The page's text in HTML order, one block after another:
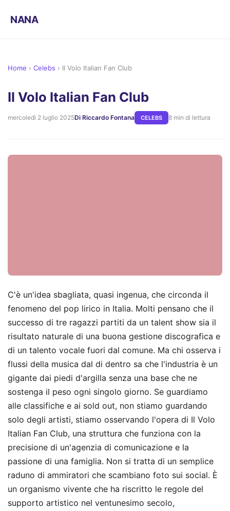
NANA
Home › Celebs › Il Volo Italian Fan Club
Il Volo Italian Fan Club
mercoledì 2 luglio 2025Di Riccardo Fontana CELEBS 8 min di lettura
C'è un'idea sbagliata, quasi ingenua, che circonda il
fenomeno del pop lirico in Italia. Molti pensano che il
successo di tre ragazzi partiti da un talent show sia il
risultato naturale di una buona gestione discografica e
di un talento vocale fuori dal comune. Ma chi osserva i
flussi della musica dal di dentro sa che l'industria è un
gigante dai piedi d'argilla senza una base che ne
sostenga il peso ogni singolo giorno. Se guardiamo
alle classifiche e ai sold out, non stiamo guardando
solo degli artisti, stiamo osservando l'opera di Il Volo
Italian Fan Club, una struttura che funziona con la
precisione di un'agenzia di comunicazione e la
passione di una famiglia. Non si tratta di un semplice
raduno di ammiratori che scambiano foto sui social. È
un organismo vivente che ha riscritto le regole del
supporto artistico nel ventunesimo secolo,